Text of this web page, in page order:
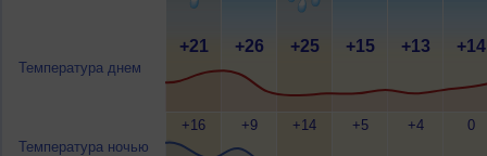
Температура днем
Температура ночью
+21
+16
+26
+9
+25
+14
+15
+5
+13
+4
+14
0